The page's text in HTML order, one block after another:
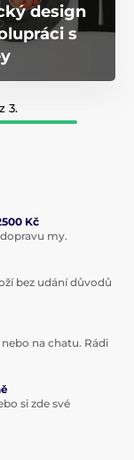
design
s
3.
Kč
my.
bez udání důvodů
na chatu. Rádi
si zde své